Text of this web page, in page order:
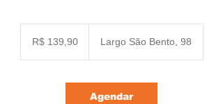
brasileiros
R$ 139,90 Largo São Bento, 98
Agendar